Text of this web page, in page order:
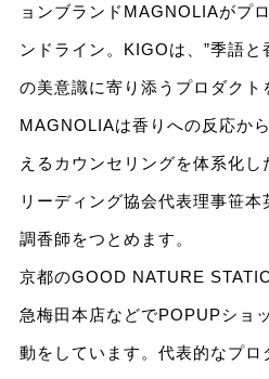
ョンブランドMAGNOLIAがプ
ンドライン。KIGOは、”季語
の美意識に寄り添うプロダクト
MAGNOLIAは香りへの反応か
えるカウンセリングを体系化
リーディング協会代表理事笹本
調香師をつとめます。
京都のGOOD NATURE
急梅田本店などでPOPUPショ
動をしています。代表的なプロ